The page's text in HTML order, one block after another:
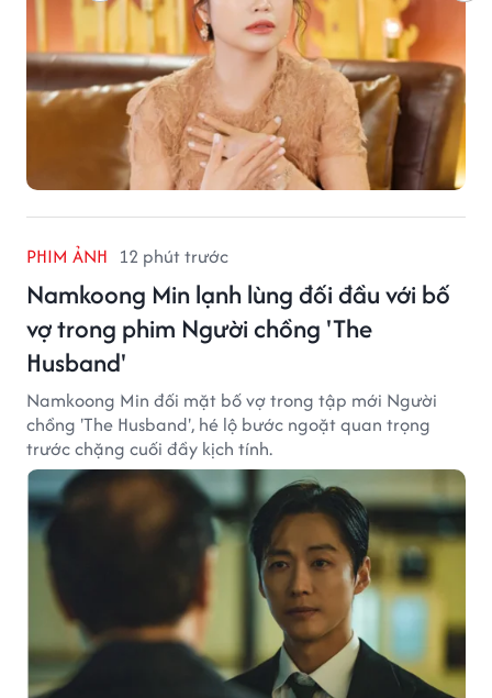
PHIM ẢNH 12 phút trước
Namkoong Min lạnh lùng đối đầu với bố
vợ trong phim Người chồng 'The
Husband'
Namkoong Min đối mặt bố vợ trong tập mới Người
chồng 'The Husband', hé lộ bước ngoặt quan trọng
trước chặng cuối đầy kịch tính.